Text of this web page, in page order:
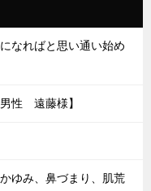
なればと思い通い始め
性 遠藤様】
ゆみ、鼻づまり、肌荒